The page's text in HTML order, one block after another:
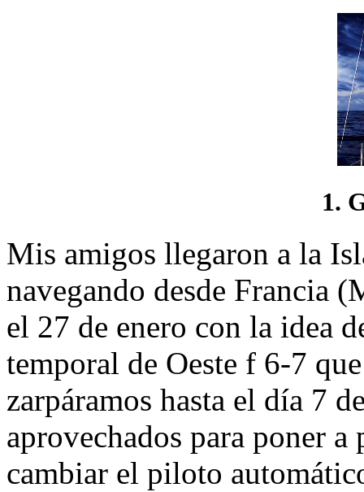
1.
Mis amigos llegaron a la
navegando desde Francia
el 27 de enero con la idea
temporal de Oeste f 6-7
zarpáramos hasta el día 7
aprovechados para poner
cambiar el piloto